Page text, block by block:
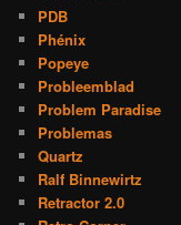
PDB
Phénix
Popeye
Probleemblad
Problem Paradise
Problemas
Quartz
Ralf Binnewirtz
Retractor 2.0